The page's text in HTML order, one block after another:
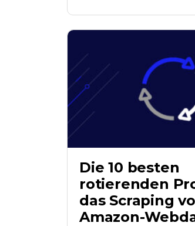
Die 10 besten
rotierenden
das Scraping
Amazon-